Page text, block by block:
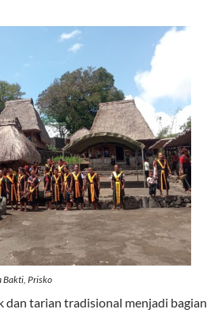
Bakti, Prisko
dan tarian tradisional menjadi bagian